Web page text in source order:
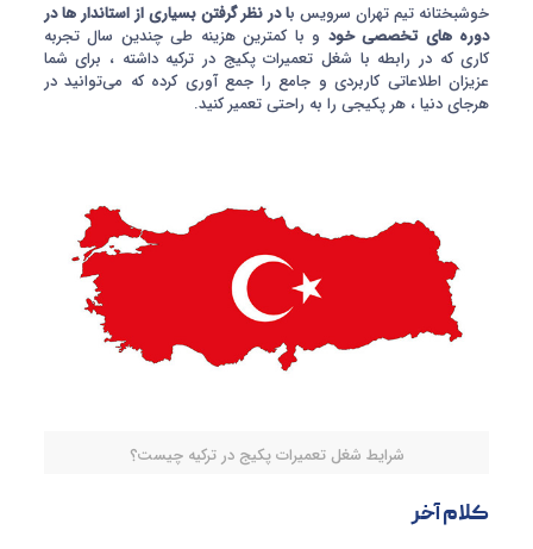
خوشبختانه تیم تهران سرویس با در نظر گرفتن بسیاری از استاندار ها در
دوره های تخصصی خود و با کمترین هزینه طی چندین سال تجربه
کاری که در رابطه با شغل تعمیرات پکیج در ترکیه داشته ، برای شما
عزیزان اطلاعاتی کاربردی و جامع را جمع آوری کرده که می‌توانید در
هرجای دنیا ، هر پکیجی را به راحتی تعمیر کنید.
شرایط شغل تعمیرات پکیج در ترکیه چیست؟
کلام آخر